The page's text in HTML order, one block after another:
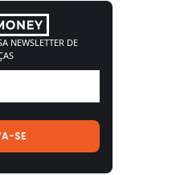
NEWSLETTER DE